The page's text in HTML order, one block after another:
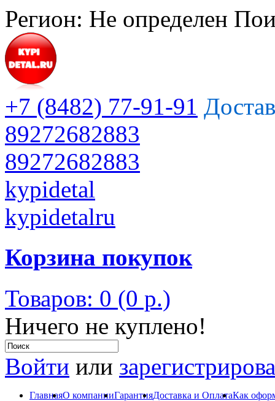
Регион: Не определен
+7 (8482) 77-91-91
89272682883
89272682883
kypidetal
kypidetalru
Корзина покупок
Товаров: 0 (0 р.)
Ничего не куплено!
Войти или
ГлавнаяО компанииГарантияДоставка и ОплатаКак